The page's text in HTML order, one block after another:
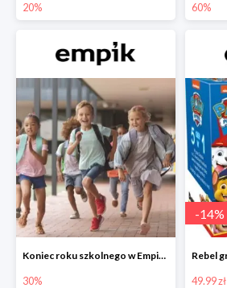
20% 60%
Koniec roku szkolnego w Empiku - prezenty dla dzieci i nauczycieli do -30%
30%
-14%
49.99 zł